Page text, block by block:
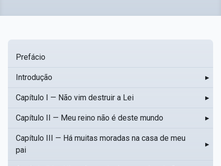
Prefácio
Introdução ▸
Capítulo I — Não vim destruir a Lei ▸
Capítulo II — Meu reino não é deste mundo ▸
Capítulo III — Há muitas moradas na casa de meu
pai
▸